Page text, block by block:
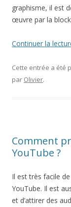
graphisme, il est
œuvre par la
Continuer la
Cette entrée a été
par Olivier.
Comment
YouTube ?
Il est très facile
YouTube. Il est
et d’attirer des